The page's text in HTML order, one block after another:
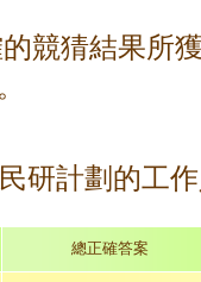
競猜結果所
研計劃的工
總正確答案